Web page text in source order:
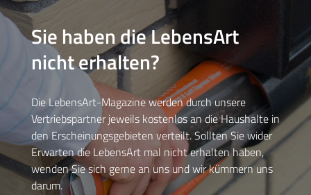
Sie habendie LebensArt
nicht erhalten?
Die LebensArt-Magazine werden durch unsere
Vertriebspartner jeweils kostenlos an die Haushalte in
den Erscheinungsgebieten verteilt. Sollten Sie wider
Erwarten die LebensArt mal nicht erhalten haben,
wenden Sie sich gerne an uns und wir kümmern uns
darum.